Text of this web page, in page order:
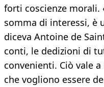
forti coscienze morali.
somma di interessi, è
diceva Antoine de
conti, le dedizioni di
convenienti. Ciò vale
che vogliono essere